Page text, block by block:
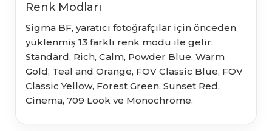
Renk Modları
Sigma BF, yaratıcı fotoğrafçılar için önceden
yüklenmiş 13 farklı renk modu ile gelir:
Standard, Rich, Calm, Powder Blue, Warm
Gold, Teal and Orange, FOV Classic Blue, FOV
Classic Yellow, Forest Green, Sunset Red,
Cinema, 709 Look ve Monochrome.